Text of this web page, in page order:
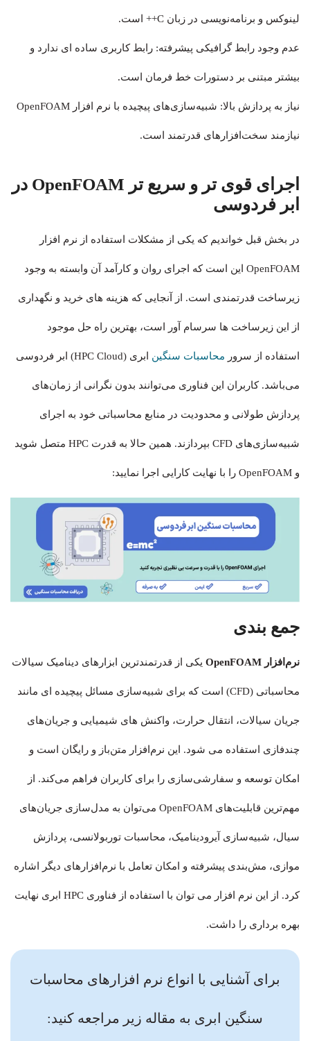
لینوکس و برنامه‌نویسی در زبان C++ است.
عدم وجود رابط گرافیکی پیشرفته: رابط کاربری ساده ای ندارد و
بیشتر مبتنی بر دستورات خط فرمان است.
نیاز به پردازش بالا: شبیه‌سازی‌های پیچیده با نرم افزار OpenFOAM
نیازمند سخت‌افزارهای قدرتمند است.
اجرای قوی تر و سریع تر OpenFOAM در
ابر فردوسی
در بخش قبل خواندیم که یکی از مشکلات استفاده از نرم افزار
OpenFOAM این است که اجرای روان و کارآمد آن وابسته به وجود
زیرساخت قدرتمندی است. از آنجایی که هزینه های خرید و نگهداری
از این زیرساخت ها سرسام آور است، بهترین راه حل موجود
استفاده از سرور محاسبات سنگین ابری (HPC Cloud) ابر فردوسی
می‌باشد. کاربران این فناوری می‌توانند بدون نگرانی از زمان‌های
پردازش طولانی و محدودیت در منابع محاسباتی خود به اجرای
شبیه‌سازی‌های CFD بپردازند. همین حالا به قدرت HPC متصل شوید
و OpenFOAM را با نهایت کارایی اجرا نمایید:
جمع بندی
نرم‌افزار OpenFOAM یکی از قدرتمندترین ابزارهای دینامیک سیالات
محاسباتی (CFD) است که برای شبیه‌سازی مسائل پیچیده ای مانند
جریان سیالات، انتقال حرارت، واکنش های شیمیایی و جریان‌های
چندفازی استفاده می شود. این نرم‌افزار متن‌باز و رایگان است و
امکان توسعه و سفارشی‌سازی را برای کاربران فراهم می‌کند. از
مهم‌ترین قابلیت‌های OpenFOAM می‌توان به مدل‌سازی جریان‌های
سیال، شبیه‌سازی آیرودینامیک، محاسبات توربولانسی، پردازش
موازی، مش‌بندی پیشرفته و امکان تعامل با نرم‌افزارهای دیگر اشاره
کرد. از این نرم افزار می توان با استفاده از فناوری HPC ابری نهایت
بهره برداری را داشت.
برای آشنایی با انواع نرم افزارهای محاسبات
سنگین ابری به مقاله زیر مراجعه کنید: